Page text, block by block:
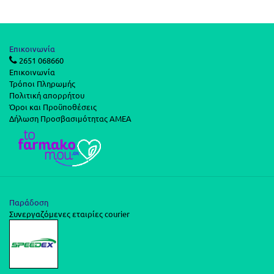
Επικοινωνία
2651 068660
Επικοινωνία
Τρόποι Πληρωμής
Πολιτική απορρήτου
Όροι και Προϋποθέσεις
Δήλωση Προσβασιμότητας ΑΜΕΑ
Παράδοση
Συνεργαζόμενες εταιρίες courier